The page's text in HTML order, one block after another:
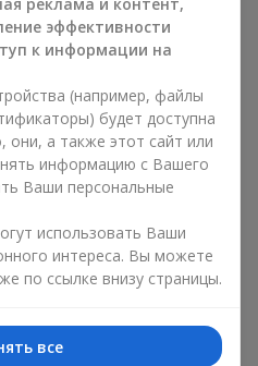
праздничное оформление
корзине из фруктов в
В компанииFlowers.uaмы
клиента при создании декора.
используются натуральные
вкуса и, конечно,
событию.
с фруктами может быть
или стильной коробке —
которая выглядит аккуратно
фруктовые
праздников
эффективности
к информации на
(например, файлы
будет доступна
а также этот сайт или
информацию с Вашего
Ваши персональные
использовать Ваши
интереса. Вы можете
по ссылке внизу страницы.
все